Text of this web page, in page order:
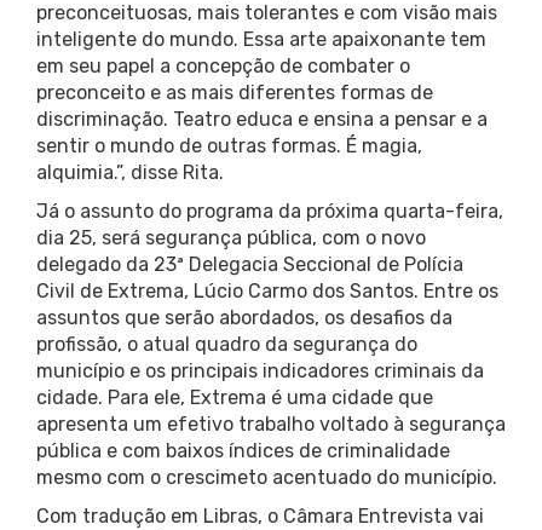
preconceituosas, mais tolerantes e com visão mais
inteligente do mundo. Essa arte apaixonante tem
em seu papel a concepção de combater o
preconceito e as mais diferentes formas de
discriminação. Teatro educa e ensina a pensar e a
sentir o mundo de outras formas. É magia,
alquimia.”, disse Rita.
Já o assunto do programa da próxima quarta-feira,
dia 25, será segurança pública, com o novo
delegado da 23ª Delegacia Seccional de Polícia
Civil de Extrema, Lúcio Carmo dos Santos. Entre os
assuntos que serão abordados, os desafios da
profissão, o atual quadro da segurança do
município e os principais indicadores criminais da
cidade. Para ele, Extrema é uma cidade que
apresenta um efetivo trabalho voltado à segurança
pública e com baixos índices de criminalidade
mesmo com o crescimeto acentuado do município.
Com tradução em Libras, o Câmara Entrevista vai